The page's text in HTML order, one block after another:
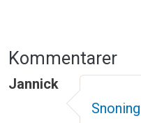
Kommentarer
Jannick